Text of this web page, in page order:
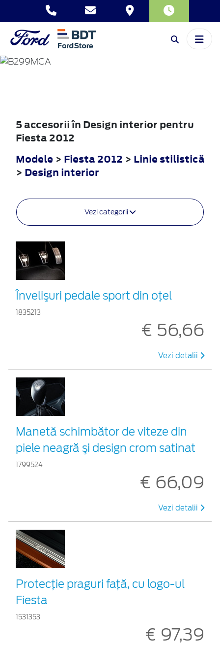
FIESTA
5 accesorii în Design interior pentru
Fiesta 2012
Modele > Fiesta 2012 > Linie stilistică
> Design interior
Vezi categorii
Învelişuri pedale sport din oţel
1835213
€ 56,66
Vezi detalii
Manetă schimbător de viteze din
piele neagră şi design crom satinat
1799524
€ 66,09
Vezi detalii
Protecţie praguri faţă, cu logo-ul
Fiesta
1531353
€ 97,39